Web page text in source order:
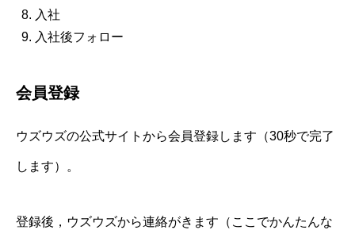
入社
入社後フォロー
会員登録
ウズウズの公式サイトから会員登録します（30秒で完了
します）。
登録後，ウズウズから連絡がきます（ここでかんたんな